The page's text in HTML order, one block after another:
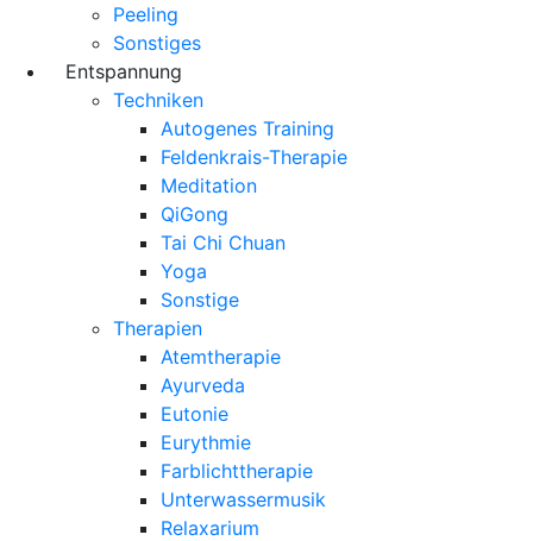
Peeling
Sonstiges
Entspannung
Techniken
Autogenes Training
Feldenkrais-Therapie
Meditation
QiGong
Tai Chi Chuan
Yoga
Sonstige
Therapien
Atemtherapie
Ayurveda
Eutonie
Eurythmie
Farblichttherapie
Unterwassermusik
Relaxarium